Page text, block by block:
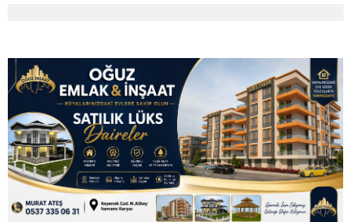
YÜRÜME